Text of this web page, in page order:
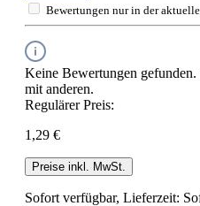
Bewertungen nur in der
Keine Bewertungen
mit anderen.
Regulärer Preis:
1,29 €
Preise inkl. MwSt.
Sofort verfügbar, Lieferzeit: